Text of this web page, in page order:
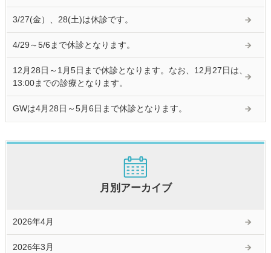
3/27(金）、28(土)は休診です。
4/29～5/6まで休診となります。
12月28日～1月5日まで休診となります。なお、12月27日は、
13:00までの診療となります。
GWは4月28日～5月6日まで休診となります。
月別アーカイブ
2026年4月
2026年3月